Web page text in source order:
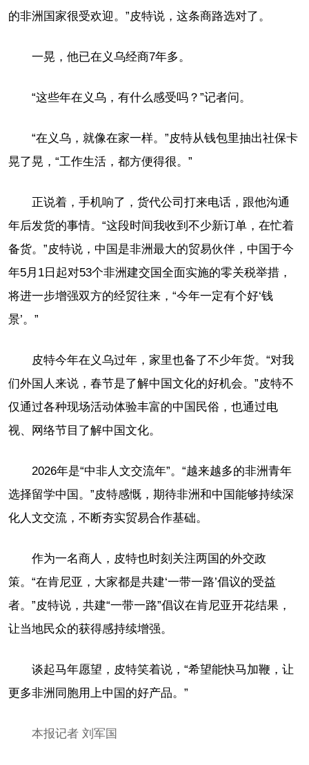
的非洲国家很受欢迎。”皮特说，这条商路选对了。
一晃，他已在义乌经商7年多。
“这些年在义乌，有什么感受吗？”记者问。
“在义乌，就像在家一样。”皮特从钱包里抽出社保卡
晃了晃，“工作生活，都方便得很。”
正说着，手机响了，货代公司打来电话，跟他沟通
年后发货的事情。“这段时间我收到不少新订单，在忙着
备货。”皮特说，中国是非洲最大的贸易伙伴，中国于今
年5月1日起对53个非洲建交国全面实施的零关税举措，
将进一步增强双方的经贸往来，“今年一定有个好‘钱
景’。”
皮特今年在义乌过年，家里也备了不少年货。“对我
们外国人来说，春节是了解中国文化的好机会。”皮特不
仅通过各种现场活动体验丰富的中国民俗，也通过电
视、网络节目了解中国文化。
2026年是“中非人文交流年”。“越来越多的非洲青年
选择留学中国。”皮特感慨，期待非洲和中国能够持续深
化人文交流，不断夯实贸易合作基础。
作为一名商人，皮特也时刻关注两国的外交政
策。“在肯尼亚，大家都是共建‘一带一路’倡议的受益
者。”皮特说，共建“一带一路”倡议在肯尼亚开花结果，
让当地民众的获得感持续增强。
谈起马年愿望，皮特笑着说，“希望能快马加鞭，让
更多非洲同胞用上中国的好产品。”
本报记者 刘军国